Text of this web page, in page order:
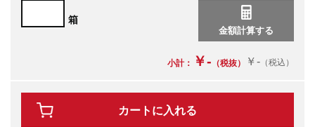
箱
小計： ￥- （税抜） ￥- （税込）
カートに入れる